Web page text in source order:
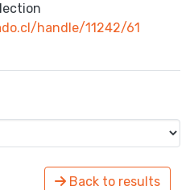
handle/11242/61
Back to results